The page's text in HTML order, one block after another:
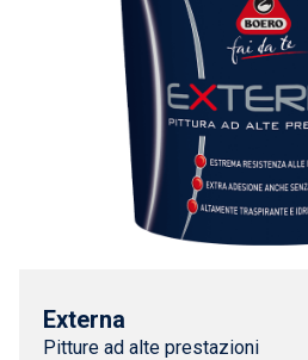
Externa
Pitture ad alte prestazioni